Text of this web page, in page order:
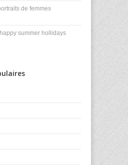
de femmes
summer hollidays